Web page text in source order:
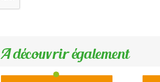
A découvrir également